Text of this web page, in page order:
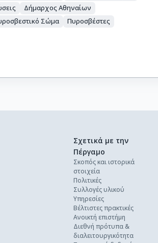
Δήμαρχος Αθηναίων
Σώμα
Πυροσβέστες
Σχετικά με την
Πέργαμο
Σκοπός και ιστορικά
στοιχεία
Πολιτικές
Συλλογές υλικού
Υπηρεσίες
Βέλτιστες πρακτικές
Ανοικτή επιστήμη
Διεθνή πρότυπα &
διαλειτουργικότητα